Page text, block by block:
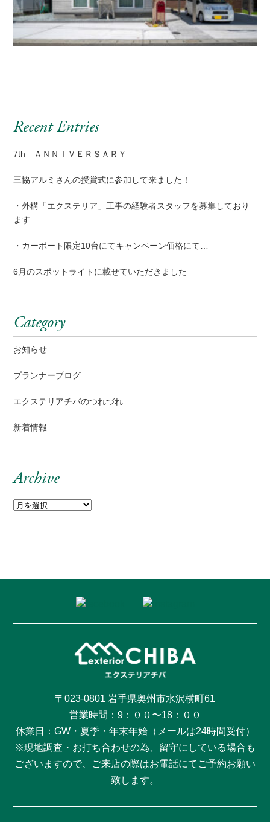
Recent Entries
7th ＡＮＮＩＶＥＲＳＡＲＹ
三協アルミさんの授賞式に参加して来ました！
・外構「エクステリア」工事の経験者スタッフを募集しており
ます
・カーポート限定10台にてキャンペーン価格にて…
6月のスポットライトに載せていただきました
Category
お知らせ
プランナーブログ
エクステリアチバのつれづれ
新着情報
Archive
〒023-0801 岩手県奥州市水沢横町61
営業時間：9：００〜18：００
休業日：GW・夏季・年末年始（メールは24時間受付）
※現地調査・お打ち合わせの為、留守にしている場合も
ございますので、ご来店の際はお電話にてご予約お願い
致します。